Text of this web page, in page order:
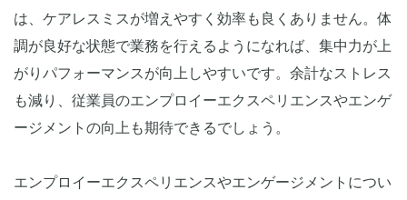
は、ケアレスミスが増えやすく効率も良くありません。体
調が良好な状態で業務を行えるようになれば、集中力が上
がりパフォーマンスが向上しやすいです。余計なストレス
も減り、従業員のエンプロイーエクスペリエンスやエンゲ
ージメントの向上も期待できるでしょう。
エンプロイーエクスペリエンスやエンゲージメントについ